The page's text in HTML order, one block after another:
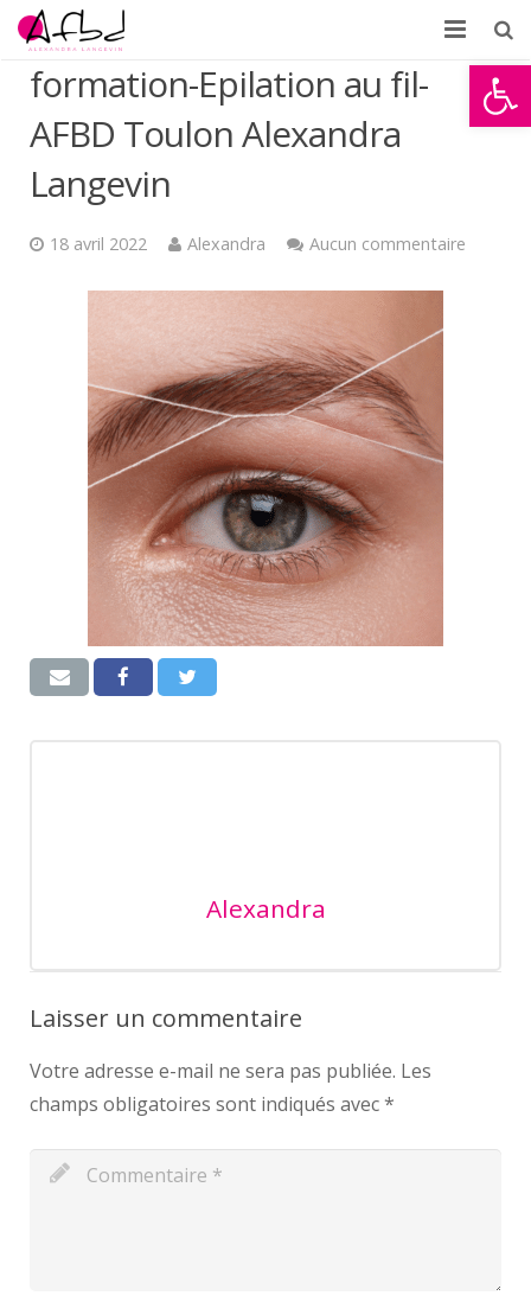
Ouvrir
Accueil
À propos
Formations
Témoignages
Partenaires d’AFBD
formation-Epilation au fil-
AFBD Toulon Alexandra
Langevin
18 avril 2022 Alexandra Aucun commentaire
Alexandra
Laisser un commentaire
Votre adresse e-mail ne sera pas publiée. Les
champs obligatoires sont indiqués avec*